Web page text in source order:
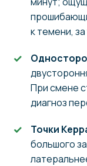
к темени, за
При смене
диагноз
Точки
большого